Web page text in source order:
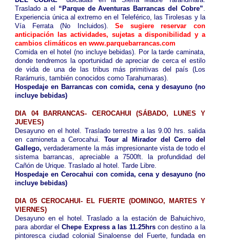
Traslado a el “Parque de Aventuras Barrancas del Cobre”.
Experiencia única al extremo en el Teleférico, las Tirolesas y la
Vía Ferrata (No Incluidos).
Se sugiere reservar con
anticipación las actividades, sujetas a disponibilidad y a
cambios climáticos en www.parquebarrancas.com
Comida en el hotel (no incluye bebidas). Por la tarde caminata,
donde tendremos la oportunidad de apreciar de cerca el estilo
de vida de una de las tribus más primitivas del país (Los
Rarámuris, también conocidos como Tarahumaras).
Hospedaje en Barrancas con comida, cena y desayuno (no
incluye bebidas)
DIA 04 BARRANCAS- CEROCAHUI (SÁBADO, LUNES Y
JUEVES)
Desayuno en el hotel. Traslado terrestre a las 9.00 hrs. salida
en camioneta a Cerocahui. Tour al Mirador del Cerro del
Gallego,verdaderamente la más impresionante vista de todo el
sistema barrancas, apreciable a 7500ft. la profundidad del
Cañón de Urique. Traslado al hotel. Tarde Libre.
Hospedaje en Cerocahui con comida, cena y desayuno (no
incluye bebidas)
DIA 05 CEROCAHUI- EL FUERTE (DOMINGO, MARTES Y
VIERNES)
Desayuno en el hotel. Traslado a la estación de Bahuichivo,
para abordar elChepe Express a las 11.25hrscon destino a la
pintoresca ciudad colonial Sinaloense del Fuerte, fundada en